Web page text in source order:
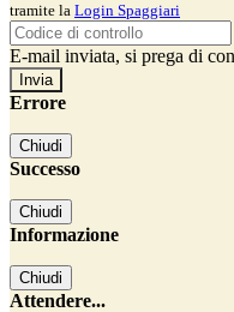
tramite la Login Spaggiari
E-mail inviata, si prega di
Errore
Chiudi
Successo
Chiudi
Informazione
Chiudi
Attendere...